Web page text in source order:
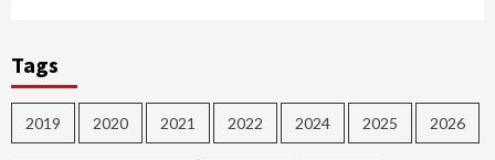
Tags
2019 2020 2021 2022 2024 2025 2026